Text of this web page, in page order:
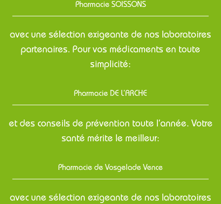
Pharmacie SOISSONS
avec une sélection exigeante de nos laboratoires
partenaires. Pour vos médicaments en toute
simplicité:
Pharmacie DE L’ARCHE
et des conseils de prévention toute l’année. Votre
santé mérite le meilleur:
Pharmacie de Vosgelade Vence
avec une sélection exigeante de nos laboratoires